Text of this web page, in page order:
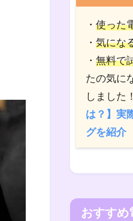
・ 使った
・ 気にな
・ 無料で
たの気に
しました！
は？】実
グを紹介
おすすめ